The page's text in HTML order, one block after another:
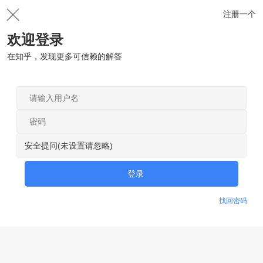
注册一个
欢迎登录
在知乎，发现更多可信赖的解答
安全提问(未设置请忽略)
登录
找回密码